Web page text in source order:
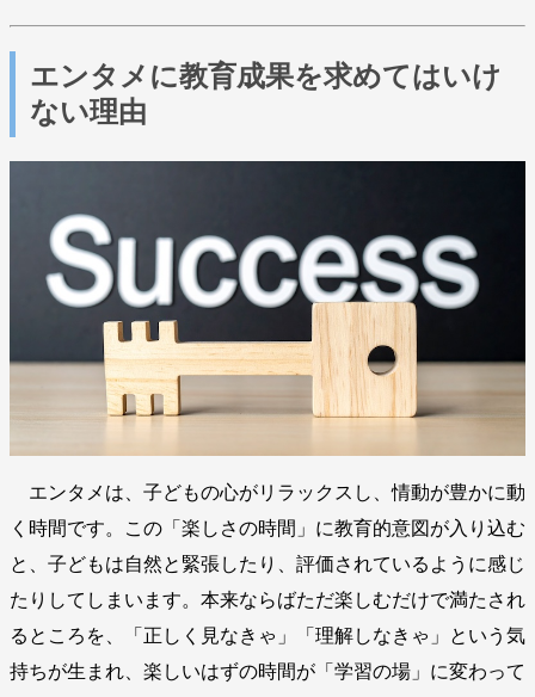
エンタメに教育成果を求めてはいけ
ない理由
エンタメは、子どもの心がリラックスし、情動が豊かに動
く時間です。この「楽しさの時間」に教育的意図が入り込む
と、子どもは自然と緊張したり、評価されているように感じ
たりしてしまいます。本来ならばただ楽しむだけで満たされ
るところを、「正しく見なきゃ」「理解しなきゃ」という気
持ちが生まれ、楽しいはずの時間が「学習の場」に変わって